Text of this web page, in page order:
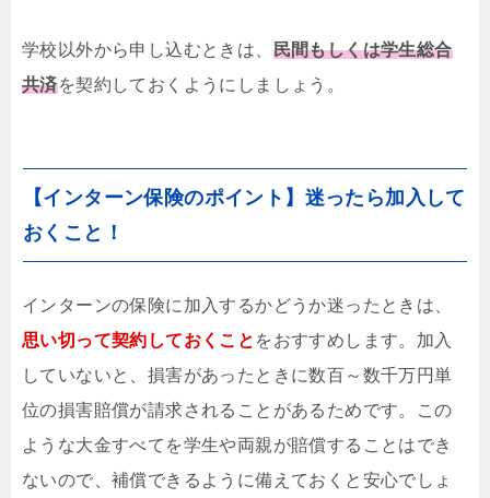
学校以外から申し込むときは、 民間もしくは学生総合
共済を契約しておくようにしましょう。
【インターン保険のポイント】迷ったら加入して
おくこと！
インターンの保険に加入するかどうか迷ったときは、
思い切って契約しておくこと をおすすめします。加入
していないと、損害があったときに数百～数千万円単
位の損害賠償が請求されることがあるためです。この
ような大金すべてを学生や両親が賠償することはでき
ないので、補償できるように備えておくと安心でしょ